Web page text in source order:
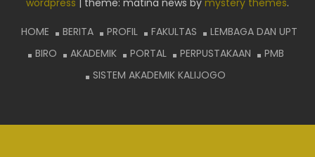
wordpress | theme: matina news by mystery themes.
HOME BERITA PROFIL FAKULTAS
LEMBAGA DAN UPT
BIRO
AKADEMIK PORTAL PERPUSTAKAAN
PMB
SISTEM AKADEMIK KALIJOGO